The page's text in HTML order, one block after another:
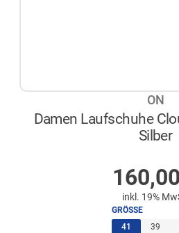
ON
Damen Laufschuhe
Silber
160,00
inkl. 19%
GRÖSSE
41
39